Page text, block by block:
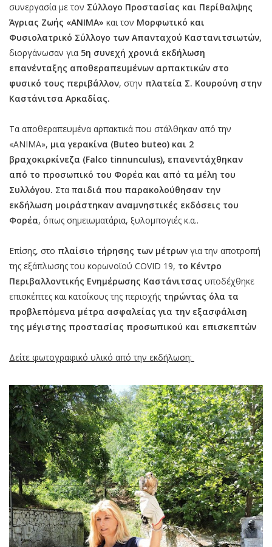
συνεργασία με τον Σύλλογο Προστασίας και Περίθαλψης
Άγριας Ζωής «ΑΝΙΜΑ» και τον Μορφωτικό και
Φυσιολατρικό Σύλλογο των Απανταχού Καστανιτσιωτών,
διοργάνωσαν για 5η συνεχή χρονιά εκδήλωση
επανένταξης αποθεραπευμένων αρπακτικών στο
φυσικό τους περιβάλλον, στην πλατεία Σ. Κουρούνη στην
Καστάνιτσα Αρκαδίας.
Τα αποθεραπευμένα αρπακτικά που στάλθηκαν από την
«ΑΝΙΜΑ», μια γερακίνα (Buteo buteo) και 2
βραχοκιρκίνεζα (Falco tinnunculus), επανεντάχθηκαν
από το προσωπικό του Φορέα και από τα μέλη του
Συλλόγου. Στα παιδιά που παρακολούθησαν την
εκδήλωση μοιράστηκαν αναμνηστικές εκδόσεις του
Φορέα, όπως σημειωματάρια, ξυλομπογιές κ.α..
Επίσης, στο πλαίσιο τήρησης των μέτρων για την αποτροπή
της εξάπλωσης του κορωνοϊού COVID 19, το Κέντρο
Περιβαλλοντικής Ενημέρωσης Καστάνιτσας υποδέχθηκε
επισκέπτες και κατοίκους της περιοχής τηρώντας όλα τα
προβλεπόμενα μέτρα ασφαλείας για την εξασφάλιση
της μέγιστης προστασίας προσωπικού και επισκεπτών
Δείτε φωτογραφικό υλικό από την εκδήλωση: